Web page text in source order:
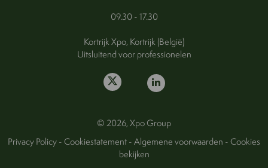
09.30 - 17.30
Kortrijk Xpo, Kortrijk (België)
Uitsluitend voor professionelen
© 2026, Xpo Group
Privacy Policy-Cookiestatement-Algemene voorwaarden -Cookies
bekijken